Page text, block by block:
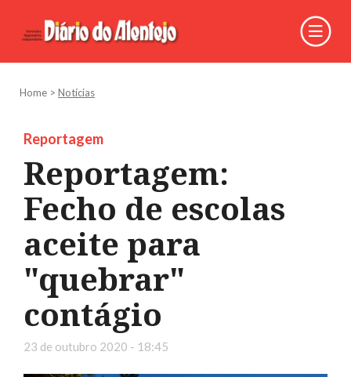
Home > Notícias
Reportagem
Reportagem:
Fecho de escolas
aceite para
"quebrar"
contágio
23 de outubro 2020 - 18:45